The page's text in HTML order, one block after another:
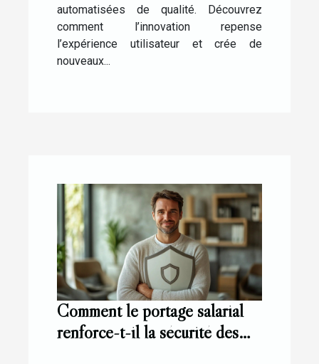
automatisées de qualité. Découvrez
comment l’innovation repense
l’expérience utilisateur et crée de
nouveaux...
Comment le portage salarial
renforce-t-il la sécurité des